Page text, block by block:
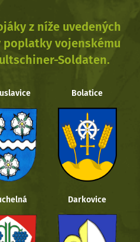
z níže uvedených
vojenskému
Soldaten.
Bolatice
Darkovice